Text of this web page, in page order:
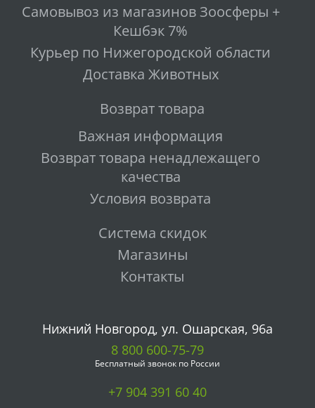
Самовывоз из магазинов Зоосферы +
Кешбэк 7%
Курьер по Нижегородской области
Доставка Животных
Возврат товара
Важная информация
Возврат товара ненадлежащего
качества
Условия возврата
Система скидок
Магазины
Контакты
Нижний Новгород, ул. Ошарская, 96а
8 800 600-75-79
Бесплатный звонок по России
+7 904 391 60 40